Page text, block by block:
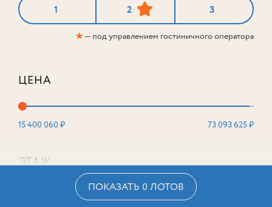
1 2 3
★— под управлением гостиничного оператора
ЦЕНА
15 400 060 ₽ 73 093 625 ₽
ЭТАЖ
ПОКАЗАТЬ 0 ЛОТОВ